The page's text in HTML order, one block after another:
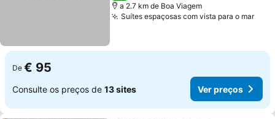
a 2.7 km de Boa Viagem
Suítes espaçosas com vista para o marVer
De € 95
Consulte os preços de 13 sites Ver preços